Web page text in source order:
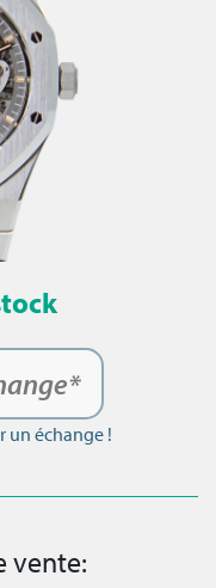
un échange !
vente: